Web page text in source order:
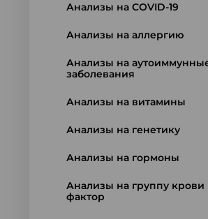
Анализы на COVID-19
Анализы на аллергию
Анализы на
заболевания
Анализы на витамины
Анализы на генетику
Анализы на гормоны
Анализы на группу крови
фактор